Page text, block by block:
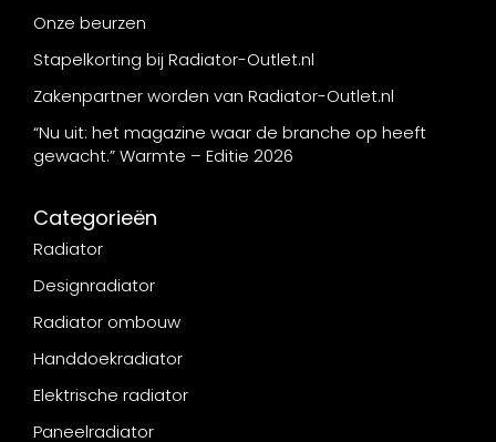
Onze beurzen
Stapelkorting bij Radiator-Outlet.nl
Zakenpartner worden van Radiator-Outlet.nl
“Nu uit: het magazine waar de branche op heeft
gewacht.” Warmte – Editie 2026
Categorieën
Radiator
Designradiator
Radiator ombouw
Handdoekradiator
Elektrische radiator
Paneelradiator